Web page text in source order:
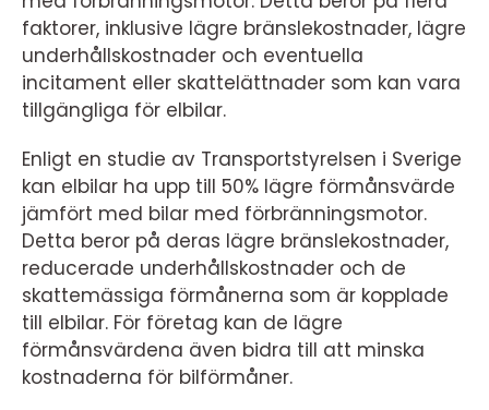
faktorer, inklusive lägre bränslekostnader, lägre
underhållskostnader och eventuella
incitament eller skattelättnader som kan vara
tillgängliga för elbilar.
Enligt en studie av Transportstyrelsen i Sverige
kan elbilar ha upp till 50% lägre förmånsvärde
jämfört med bilar med förbränningsmotor.
Detta beror på deras lägre bränslekostnader,
reducerade underhållskostnader och de
skattemässiga förmånerna som är kopplade
till elbilar. För företag kan de lägre
förmånsvärdena även bidra till att minska
kostnaderna för bilförmåner.